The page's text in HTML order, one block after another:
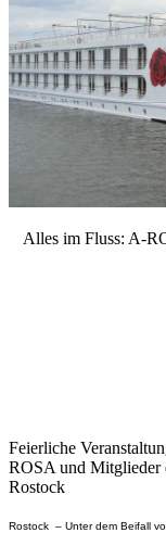
Alles im Fluss: A-
Feierliche
ROSA und Mitglieder
Rostock
Rostock – Unter dem Beifall